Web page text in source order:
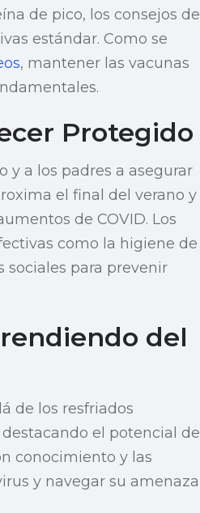
de pico, los consejos de
estándar. Como se
, mantener las vacunas
Protegido
y a los padres a asegurar
el final del verano y
de COVID. Los
como la higiene de
sociales para prevenir
del
de los resfriados
el potencial de
conocimiento y las
y navegar su amenaza